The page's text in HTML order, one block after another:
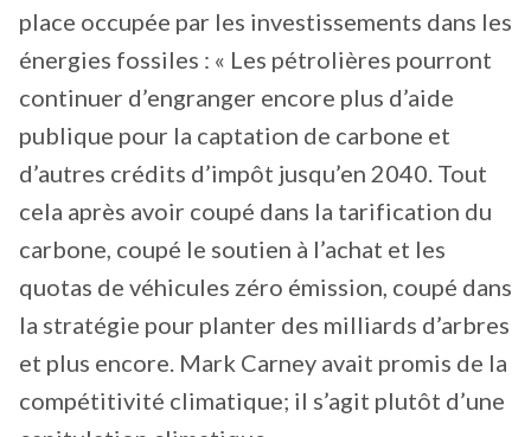
place occupée par les investissements dans les
énergies fossiles : « Les pétrolières pourront
continuer d’engranger encore plus d’aide
publique pour la captation de carbone et
d’autres crédits d’impôt jusqu’en 2040. Tout
cela après avoir coupé dans la tarification du
carbone, coupé le soutien à l’achat et les
quotas de véhicules zéro émission, coupé dans
la stratégie pour planter des milliards d’arbres
et plus encore. Mark Carney avait promis de la
compétitivité climatique; il s’agit plutôt d’une